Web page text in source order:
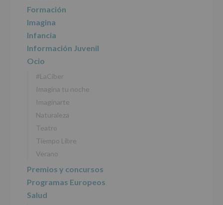
Formación
Imagina
Infancia
Información Juvenil
Ocio
#LaCiber
Imagina tu noche
Imaginarte
Naturaleza
Teatro
Tiempo Libre
Verano
Premios y concursos
Programas Europeos
Salud